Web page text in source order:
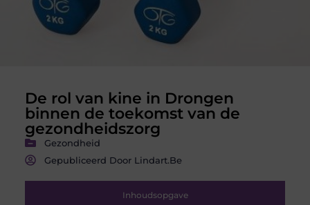
De rol van kine in Drongen
binnen de toekomst van de
gezondheidszorg
Gezondheid
Gepubliceerd Door Lindart.be
Inhoudsopgave